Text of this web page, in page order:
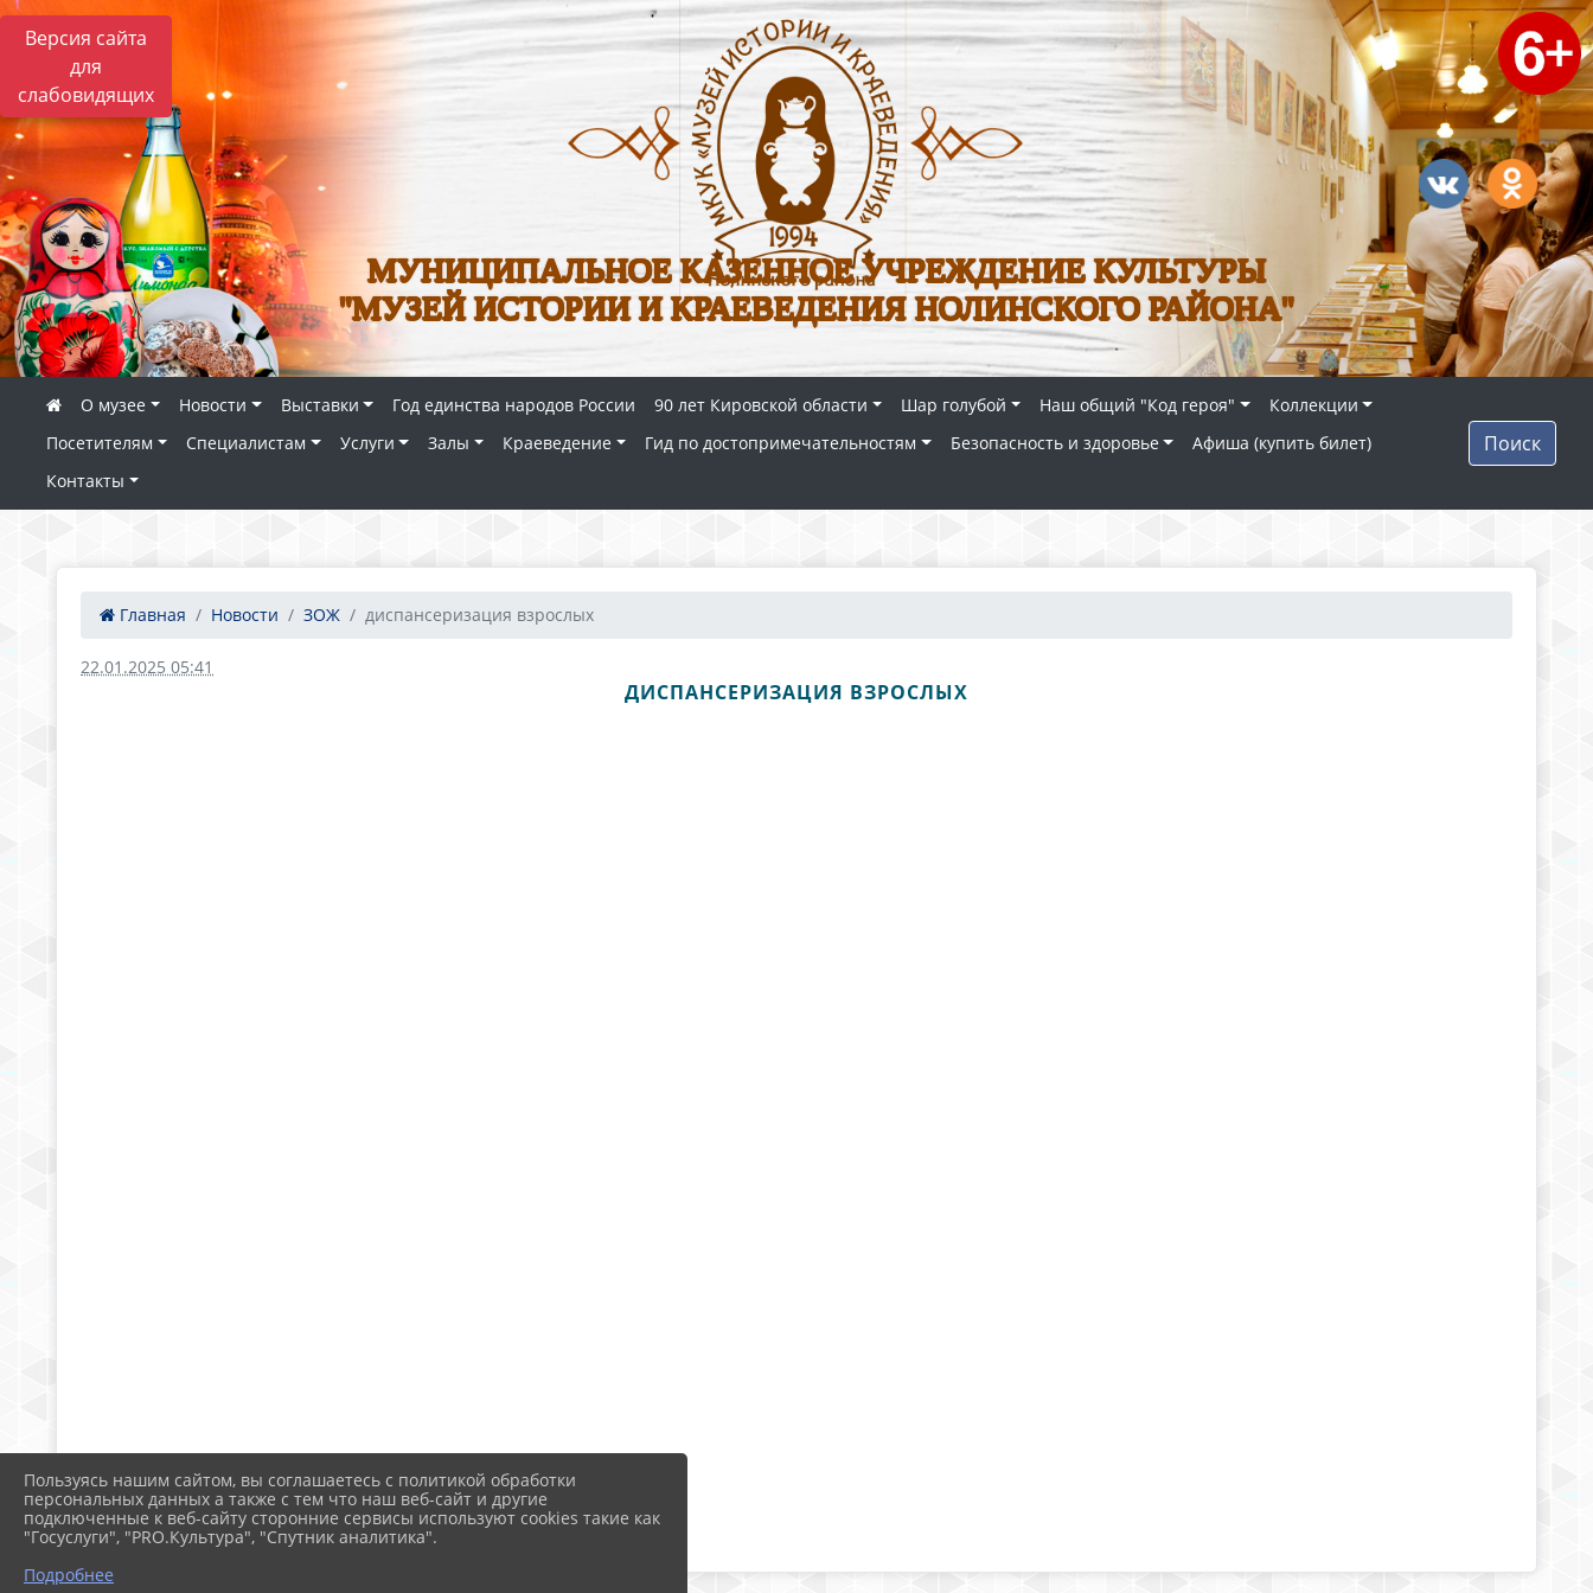
Версия сайта
для
слабовидящих
МУНИЦИПАЛЬНОЕ КАЗЕННОЕ УЧРЕЖДЕНИЕ КУЛЬТУРЫ
"МУЗЕЙ ИСТОРИИ И КРАЕВЕДЕНИЯ НОЛИНСКОГО РАЙОНА"
О музее Новости Выставки Год единства народов России 90 лет Кировской области Шар голубой Наш общий "Код героя"
Коллекции
Посетителям
Специалистам Услуги Залы Краеведение Гид по достопримечательностям Безопасность и здоровье
Афиша (купить билет)
Контакты
Поиск
Главная Новости ЗОЖ диспансеризация взрослых
22.01.2025 05:41
ДИСПАНСЕРИЗАЦИЯ ВЗРОСЛЫХ
Пользуясь нашим сайтом, вы соглашаетесь с политикой обработки
персональных данных а также с тем что наш веб-сайт и другие
подключенные к веб-сайту сторонние сервисы используют cookies такие как
"Госуслуги", "PRO.Культура", "Спутник аналитика".
Подробнее